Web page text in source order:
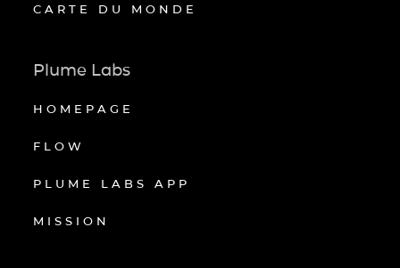
CARTE DU MONDE
Plume Labs
HOMEPAGE
FLOW
PLUME LABS APP
MISSION